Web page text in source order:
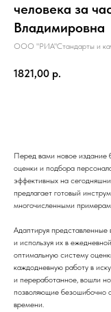
человека за
Владимировна
ООО "РИА"Стандарты и
1821,00 р.
Перед вами новое издание
оценки и подбора
эффективных на
предлагает готовый
многочисленными
Адаптируя представленные
и используя их в
оптимальную систему
каждодневную работу в
и переработанное, вошли
позволяющие безошибочно
времени.